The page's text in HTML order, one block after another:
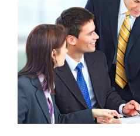
Qual a diferença